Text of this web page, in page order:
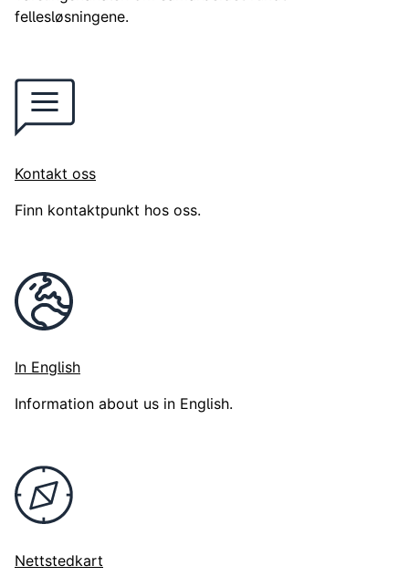
fellesløsningene.
Kontakt oss
Finn kontaktpunkt hos oss.
In English
Information about us in English.
Nettstedkart